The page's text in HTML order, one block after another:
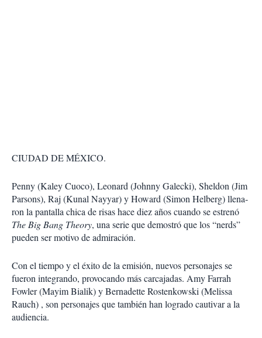
CIUDAD DE MÉXICO.
Penny (Kaley Cuoco), Leonard (Johnny Galecki), Sheldon (Jim
Parsons), Raj (Kunal Nayyar) y Howard (Simon Helberg) llena­
ron la pantalla chica de risas hace diez años cuando se estrenó
The Big Bang Theory, una serie que demostró que los “nerds”
pueden ser motivo de admiración.
Con el tiempo y el éxito de la emisión, nuevos personajes se
fueron integrando, provocan­do más carcajadas. Amy Farrah
Fowler (Mayim Bialik) y Ber­nadette Rostenkowski (Melis­sa
Rauch) , son personajes que también han logrado cautivar a la
audiencia.